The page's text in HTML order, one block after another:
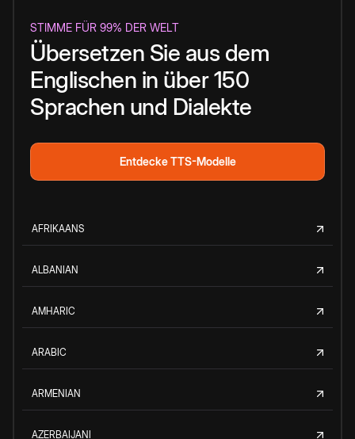
STIMME FÜR 99% DER WELT
Übersetzen Sie aus dem
Englischen in über 150
Sprachen und Dialekte
Entdecke TTS-Modelle
AFRIKAANS
ALBANIAN
AMHARIC
ARABIC
ARMENIAN
AZERBAIJANI